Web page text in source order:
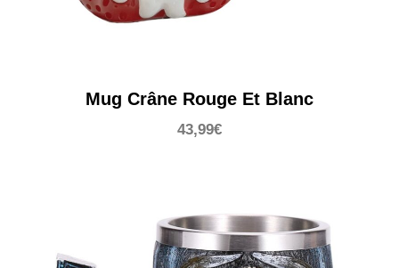
Mug Crâne Rouge Et Blanc
43,99€